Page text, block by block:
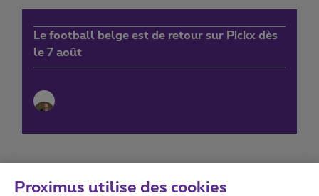
Le football belge est de retour sur Pickx dès
le 7 août
Proximus utilise des cookies